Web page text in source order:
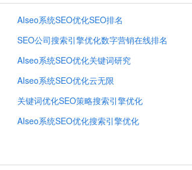
AIseo系统SEO优化SEO排名
SEO公司搜索引擎优化数字营销在线排名
AIseo系统SEO优化关键词研究
AIseo系统SEO优化云无限
关键词优化SEO策略搜索引擎优化
AIseo系统SEO优化搜索引擎优化